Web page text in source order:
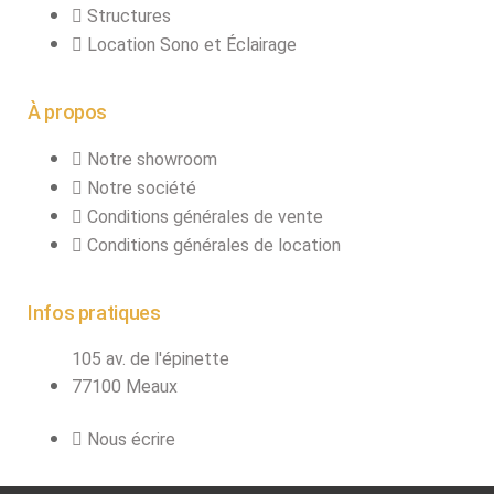
connecteurs
Structures, ponts
Structure pro alu
Structures
Location Sono et Éclairage
À propos
Notre showroom
Notre société
Conditions générales de vente
Conditions générales de location
Infos pratiques
105 av. de l'épinette
77100 Meaux
Nous écrire